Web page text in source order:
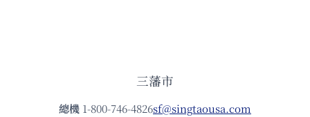
三藩市
總機 1-800-746-4826sf@singtaousa.com